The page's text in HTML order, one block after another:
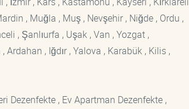
, Muğla , Muş , Nevşehir , Niğde , Ordu ,
, Şanlıurfa , Uşak , Van , Yozgat ,
Ardahan , Iğdır , Yalova , Karabük , Kilis ,
Dezenfekte , Ev Apartman Dezenfekte ,